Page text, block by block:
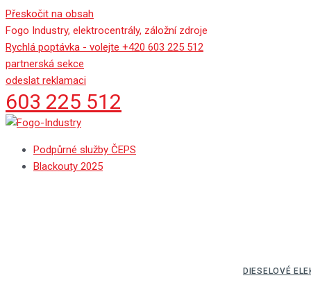
Přeskočit na obsah
Fogo Industry, elektrocentrály, záložní zdroje
Rychlá poptávka - volejte +420 603 225 512
partnerská sekce
odeslat reklamaci
603 225 512
Podpůrné služby ČEPS
Blackouty 2025
DIESELOVÉ